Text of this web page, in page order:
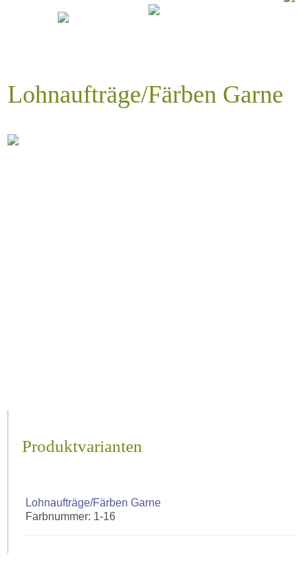
Lohnaufträge/Färben Garne
Produktvarianten
Lohnaufträge/Färben Garne
Farbnummer: 1-16